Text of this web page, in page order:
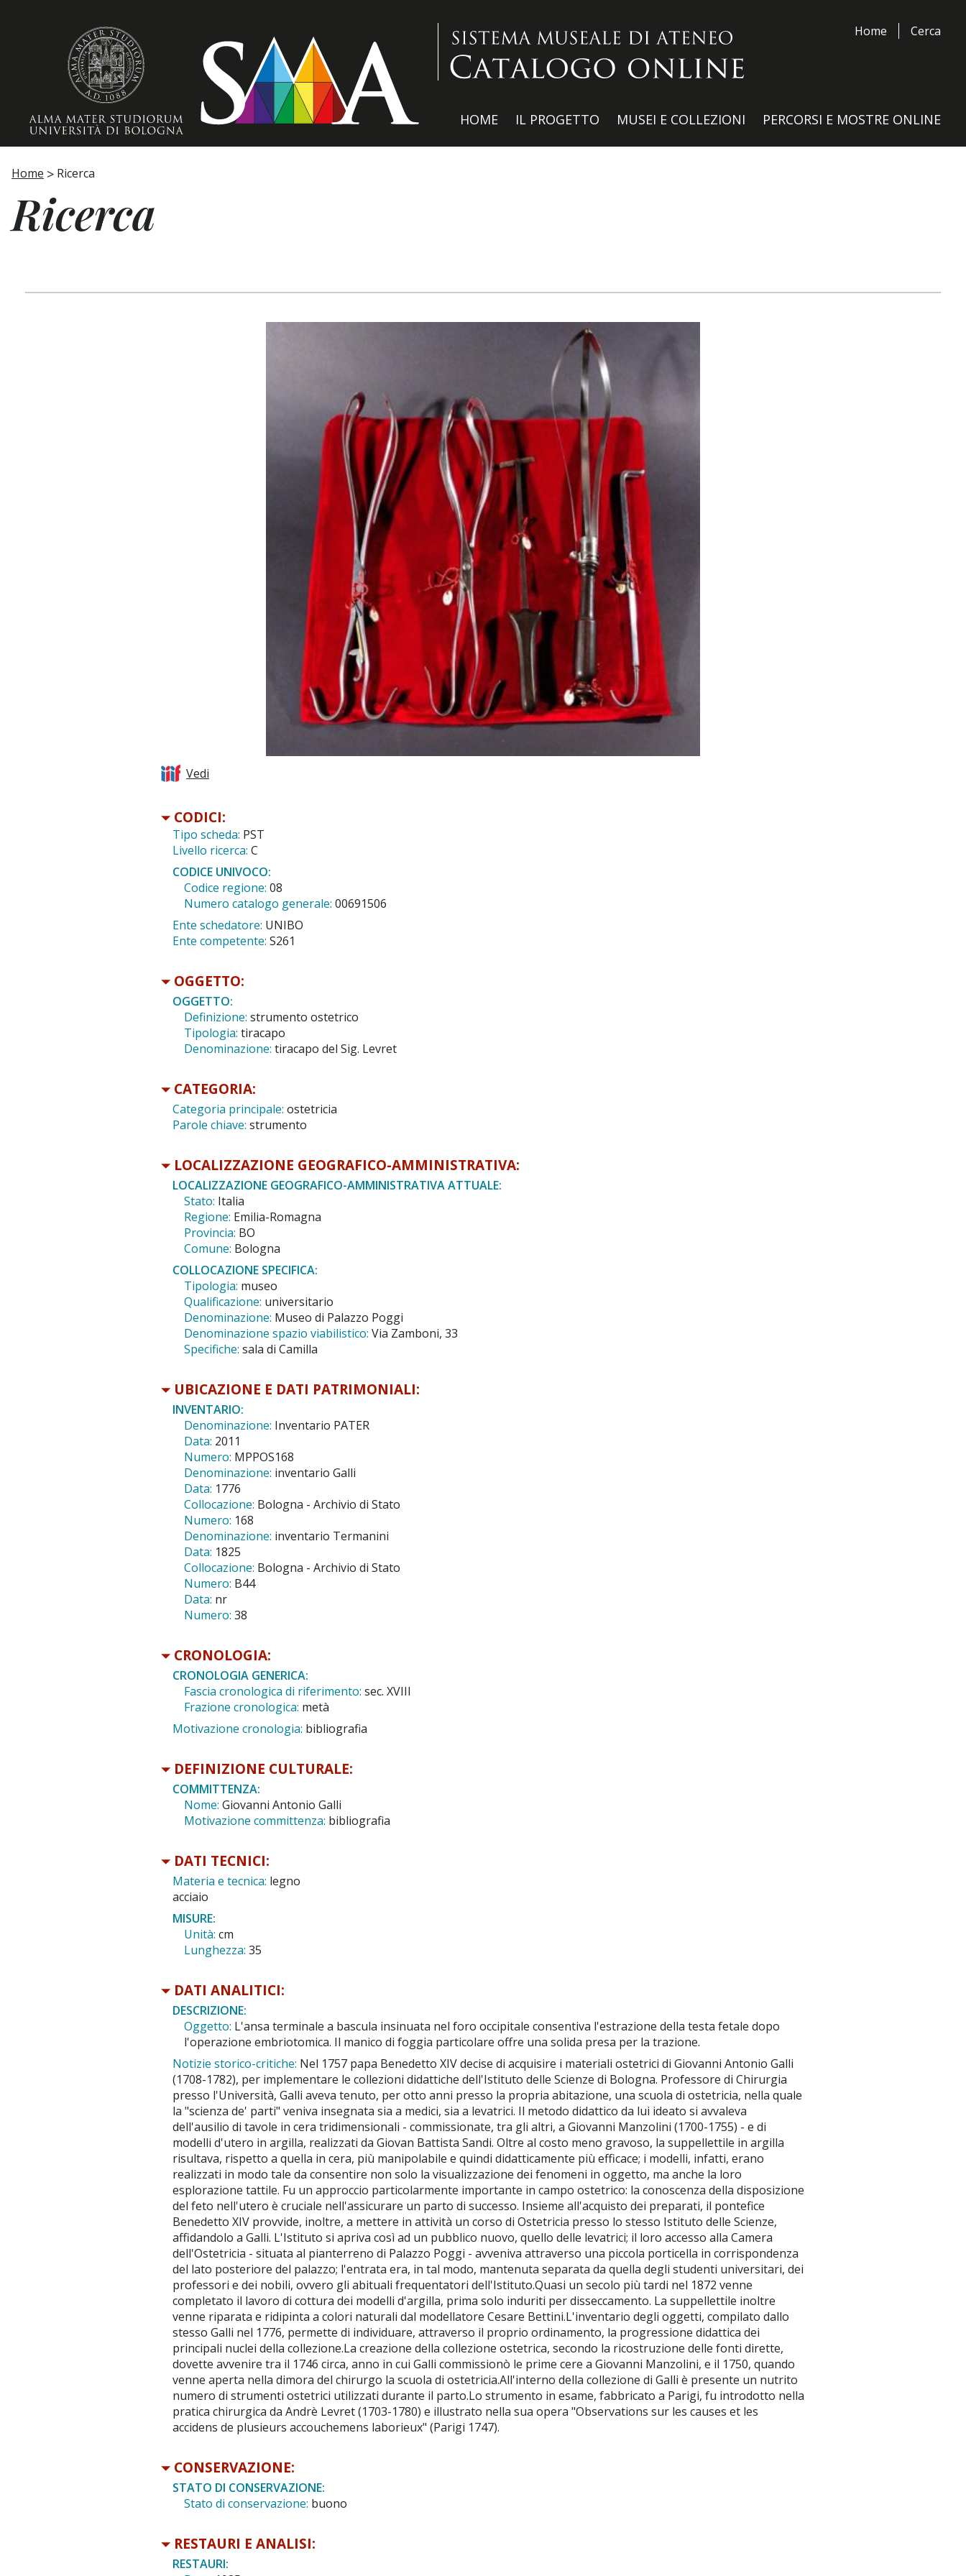
Home page Home Cerca
HOME IL PROGETTO MUSEI E COLLEZIONI PERCORSI E MOSTRE ONLINE
Home Ricerca
Ricerca
Vedi
CODICI:
Tipo scheda: PST
Livello ricerca: C
CODICE UNIVOCO:
Codice regione: 08
Numero catalogo generale: 00691506
Ente schedatore: UNIBO
Ente competente: S261
OGGETTO:
OGGETTO:
Definizione: strumento ostetrico
Tipologia: tiracapo
Denominazione: tiracapo del Sig. Levret
CATEGORIA:
Categoria principale: ostetricia
Parole chiave: strumento
LOCALIZZAZIONE GEOGRAFICO-AMMINISTRATIVA:
LOCALIZZAZIONE GEOGRAFICO-AMMINISTRATIVA ATTUALE:
Stato: Italia
Regione: Emilia-Romagna
Provincia: BO
Comune: Bologna
COLLOCAZIONE SPECIFICA:
Tipologia: museo
Qualificazione: universitario
Denominazione: Museo di Palazzo Poggi
Denominazione spazio viabilistico: Via Zamboni, 33
Specifiche: sala di Camilla
UBICAZIONE E DATI PATRIMONIALI:
INVENTARIO:
Denominazione: Inventario PATER
Data: 2011
Numero: MPPOS168
Denominazione: inventario Galli
Data: 1776
Collocazione: Bologna - Archivio di Stato
Numero: 168
Denominazione: inventario Termanini
Data: 1825
Collocazione: Bologna - Archivio di Stato
Numero: B44
Data: nr
Numero: 38
CRONOLOGIA:
CRONOLOGIA GENERICA:
Fascia cronologica di riferimento: sec. XVIII
Frazione cronologica: metà
Motivazione cronologia: bibliografia
DEFINIZIONE CULTURALE:
COMMITTENZA:
Nome: Giovanni Antonio Galli
Motivazione committenza: bibliografia
DATI TECNICI:
Materia e tecnica: legno
acciaio
MISURE:
Unità: cm
Lunghezza: 35
DATI ANALITICI:
DESCRIZIONE:
Oggetto: L'ansa terminale a bascula insinuata nel foro occipitale consentiva l'estrazione della testa fetale dopo
l'operazione embriotomica. Il manico di foggia particolare offre una solida presa per la trazione.
Notizie storico-critiche: Nel 1757 papa Benedetto XIV decise di acquisire i materiali ostetrici di Giovanni Antonio Galli
(1708-1782), per implementare le collezioni didattiche dell'Istituto delle Scienze di Bologna. Professore di Chirurgia
presso l'Università, Galli aveva tenuto, per otto anni presso la propria abitazione, una scuola di ostetricia, nella quale
la "scienza de' parti" veniva insegnata sia a medici, sia a levatrici. Il metodo didattico da lui ideato si avvaleva
dell'ausilio di tavole in cera tridimensionali - commissionate, tra gli altri, a Giovanni Manzolini (1700-1755) - e di
modelli d'utero in argilla, realizzati da Giovan Battista Sandi. Oltre al costo meno gravoso, la suppellettile in argilla
risultava, rispetto a quella in cera, più manipolabile e quindi didatticamente più efficace; i modelli, infatti, erano
realizzati in modo tale da consentire non solo la visualizzazione dei fenomeni in oggetto, ma anche la loro
esplorazione tattile. Fu un approccio particolarmente importante in campo ostetrico: la conoscenza della disposizione
del feto nell'utero è cruciale nell'assicurare un parto di successo. Insieme all'acquisto dei preparati, il pontefice
Benedetto XIV provvide, inoltre, a mettere in attività un corso di Ostetricia presso lo stesso Istituto delle Scienze,
affidandolo a Galli. L'Istituto si apriva così ad un pubblico nuovo, quello delle levatrici; il loro accesso alla Camera
dell'Ostetricia - situata al pianterreno di Palazzo Poggi - avveniva attraverso una piccola porticella in corrispondenza
del lato posteriore del palazzo; l'entrata era, in tal modo, mantenuta separata da quella degli studenti universitari, dei
professori e dei nobili, ovvero gli abituali frequentatori dell'Istituto.Quasi un secolo più tardi nel 1872 venne
completato il lavoro di cottura dei modelli d'argilla, prima solo induriti per disseccamento. La suppellettile inoltre
venne riparata e ridipinta a colori naturali dal modellatore Cesare Bettini.L'inventario degli oggetti, compilato dallo
stesso Galli nel 1776, permette di individuare, attraverso il proprio ordinamento, la progressione didattica dei
principali nuclei della collezione.La creazione della collezione ostetrica, secondo la ricostruzione delle fonti dirette,
dovette avvenire tra il 1746 circa, anno in cui Galli commissionò le prime cere a Giovanni Manzolini, e il 1750, quando
venne aperta nella dimora del chirurgo la scuola di ostetricia.All'interno della collezione di Galli è presente un nutrito
numero di strumenti ostetrici utilizzati durante il parto.Lo strumento in esame, fabbricato a Parigi, fu introdotto nella
pratica chirurgica da Andrè Levret (1703-1780) e illustrato nella sua opera "Observations sur les causes et les
accidens de plusieurs accouchemens laborieux" (Parigi 1747).
CONSERVAZIONE:
STATO DI CONSERVAZIONE:
Stato di conservazione: buono
RESTAURI E ANALISI:
RESTAURI: